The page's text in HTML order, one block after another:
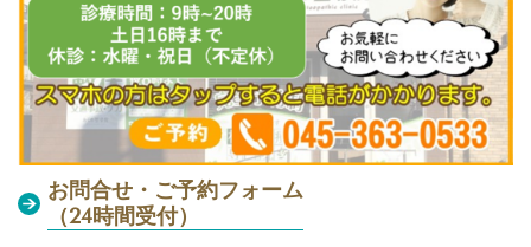
お問合せ・ご予約フォーム
（24時間受付）